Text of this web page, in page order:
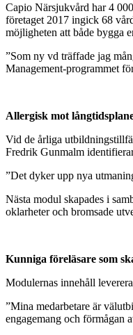
Capio Närsjukvård har 4
företaget 2017 ingick 68
möjligheten att både bygga
”Som ny vd träffade jag
Management-programmet
Allergisk mot
Vid de årliga
Fredrik Gunmalm
”Det dyker upp nya
Nästa modul skapades i
oklarheter och bromsade
Kunniga föreläsare som
Modulernas innehåll
”Mina medarbetare är
engagemang och förmågan